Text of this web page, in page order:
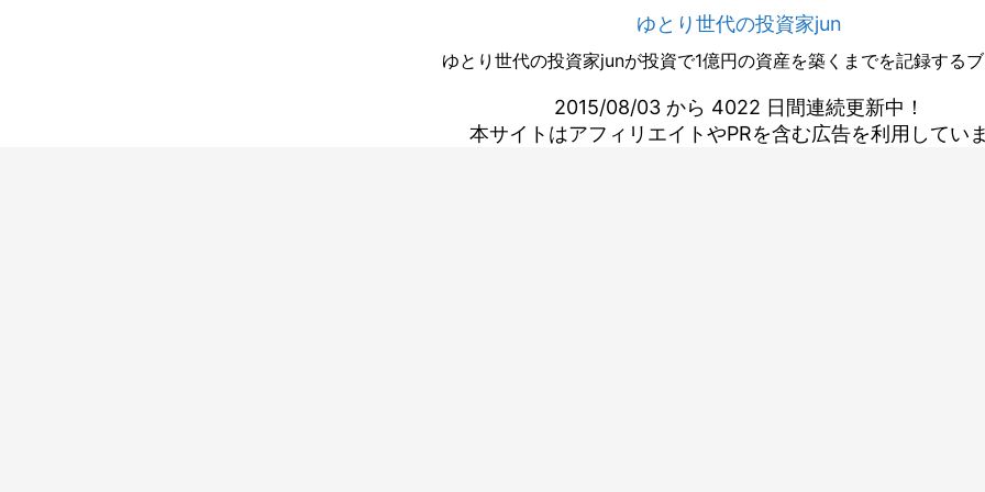
ゆとり世代の投資家jun
ゆとり世代の投資家junが投資で1億円の資産を築くまでを記録するブ
2015/08/03 から 4022 日間連続更新中！
本サイトはアフィリエイトやPRを含む広告を利用してい